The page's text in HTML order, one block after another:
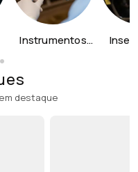
Instrumentos
destaque